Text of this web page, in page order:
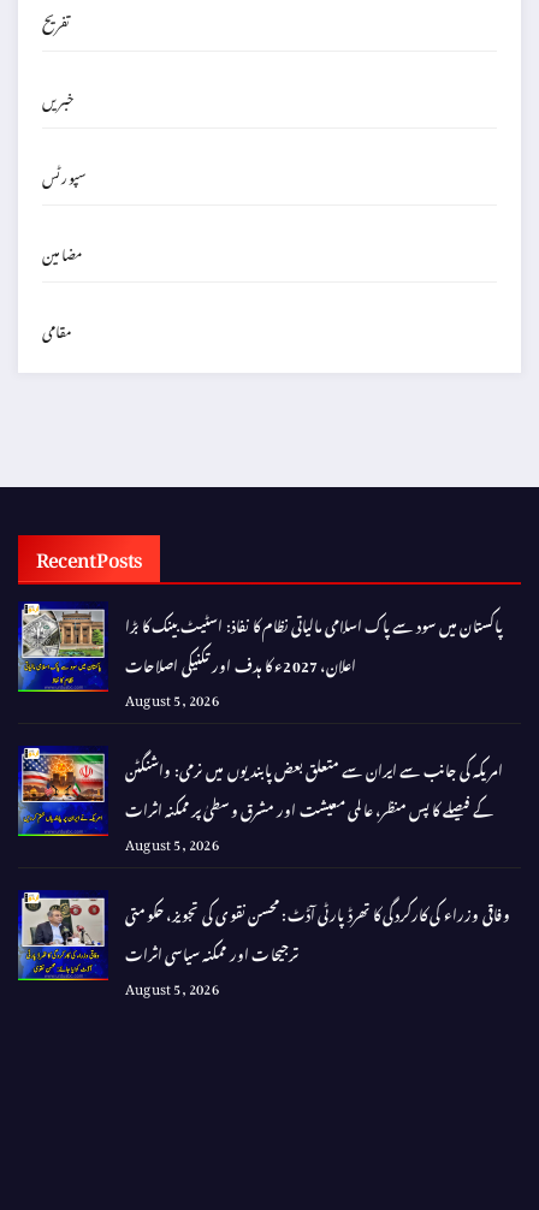
تفریح
خبریں
سپورٹس
مضامین
مقامی
Recent Posts
پاکستان میں سود سے پاک اسلامی مالیاتی نظام کا نفاذ: اسٹیٹ بینک کا بڑا
اعلان، 2027ء کا ہدف اور تکنیکی اصلاحات
August 5, 2026
امریکہ کی جانب سے ایران سے متعلق بعض پابندیوں میں نرمی: واشنگٹن
کے فیصلے کا پس منظر، عالمی معیشت اور مشرق وسطیٰ پر ممکنہ اثرات
August 5, 2026
وفاقی وزراء کی کارکردگی کا تھرڈ پارٹی آڈٹ: محسن نقوی کی تجویز، حکومتی
ترجیحات اور ممکنہ سیاسی اثرات
August 5, 2026